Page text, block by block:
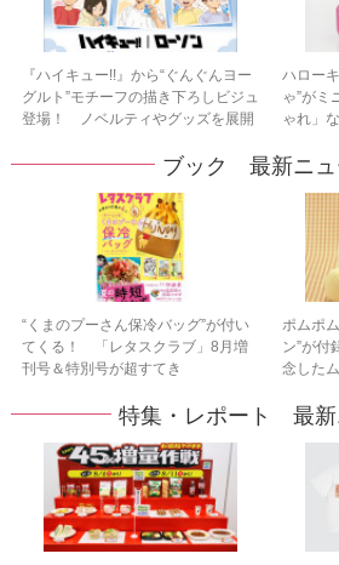
『ハイキュー!!』から“ぐんぐんヨー
グルト”モチーフの描き下ろしビジュ
登場！ ノベルティやグッズを展開
ハロー
ゃ”が
ゃれ」
ブック 最新ニュ
“くまのプーさん保冷バッグ”が付い
てくる！ 「レタスクラブ」8月増
刊号＆特別号が超すてき
ポムポ
ン”が
念した
特集・レポート 最新